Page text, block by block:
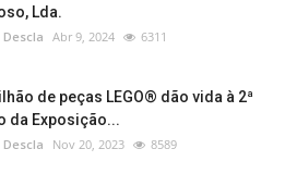
Lda.
Descla Abr 9, 2024 6311
de peças LEGO® dão vida à 2ª
da Exposição...
Descla Nov 20, 2023 8589